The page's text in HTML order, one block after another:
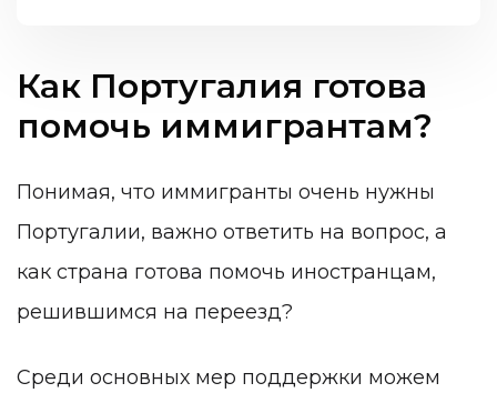
Как Португалия готова
помочь иммигрантам?
Понимая, что иммигранты очень нужны
Португалии, важно ответить на вопрос, а
как страна готова помочь иностранцам,
решившимся на переезд?
Среди основных мер поддержки можем